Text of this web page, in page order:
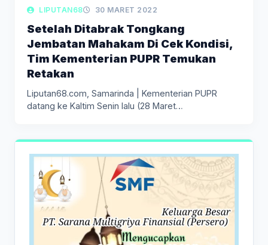
LIPUTAN68 30 MARET 2022
Setelah Ditabrak Tongkang
Jembatan Mahakam Di Cek Kondisi,
Tim Kementerian PUPR Temukan
Retakan
Liputan68.com, Samarinda | Kementerian PUPR
datang ke Kaltim Senin lalu (28 Maret…